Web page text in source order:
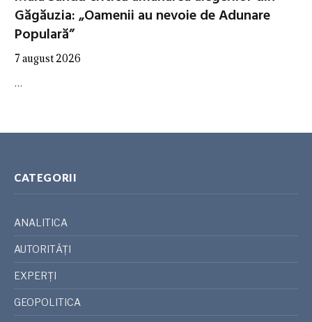
Găgăuzia: „Oamenii au nevoie de Adunare
Populară”
7 august 2026
…
CATEGORII
ANALITICA
AUTORITĂȚI
EXPERȚI
GEOPOLITICA